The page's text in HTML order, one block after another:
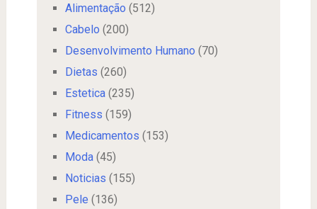
Alimentação (512)
Cabelo (200)
Desenvolvimento Humano (70)
Dietas (260)
Estetica(235)
Fitness (159)
Medicamentos (153)
Moda(45)
Noticias (155)
Pele (136)